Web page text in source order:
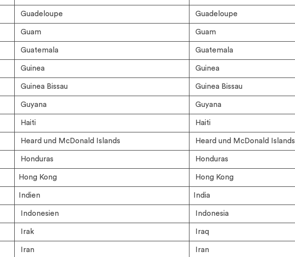
Guadeloupe Guadeloupe
Guam Guam
Guatemala Guatemala
Guinea Guinea
Guinea Bissau Guinea Bissau
Guyana Guyana
Haiti Haiti
Heard und McDonald Islands Heard und McDonald Islands
Honduras Honduras
Hong Kong Hong Kong
Indien India
Indonesien Indonesia
Irak Iraq
Iran Iran